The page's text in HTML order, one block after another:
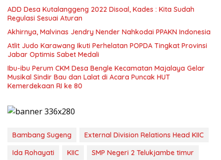
ADD Desa Kutalanggeng 2022 Disoal, Kades : Kita Sudah
Regulasi Sesuai Aturan
Akhirnya, Malvinas Jendry Nender Nahkodai PPAKN Indonesia
Atlit Judo Karawang Ikuti Perhelatan POPDA Tingkat Provinsi
Jabar Optimis Sabet Medali
Ibu-ibu Perum CKM Desa Bengle Kecamatan Majalaya Gelar
Musikal Sindir Bau dan Lalat di Acara Puncak HUT
Kemerdekaan RI ke 80
Bambang Sugeng
External Division Relations Head KIIC
Ida Rohayati
KIIC SMP Negeri 2 Telukjambe timur